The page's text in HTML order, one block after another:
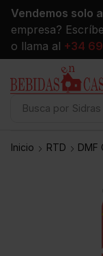
Vendemos solo
empresa?
o llama al +34
Busca por Sidras
Inicio RTD DMF